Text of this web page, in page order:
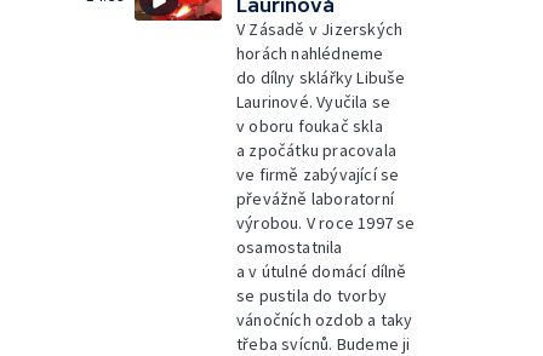
Laurinová
V Zásadě v Jizerských
horách nahlédneme
do dílny sklářky Libuše
Laurinové. Vyučila se
v oboru foukač skla
a zpočátku pracovala
ve firmě zabývající se
převážně laboratorní
výrobou. V roce 1997 se
osamostatnila
a v útulné domácí dílně
se pustila do tvorby
vánočních ozdob a taky
třeba svícnů. Budeme ji